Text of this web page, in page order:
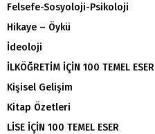
Felsefe-Sosyoloji-Psikoloji
Hikaye – Öykü
İdeoloji
İLKÖĞRETİM İÇİN 100 TEMEL ESER
Kişisel Gelişim
Kitap Özetleri
LİSE İÇİN 100 TEMEL ESER